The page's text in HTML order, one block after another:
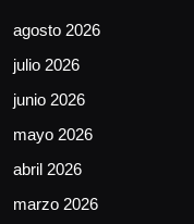
agosto 2026
julio 2026
junio 2026
mayo 2026
abril 2026
marzo 2026